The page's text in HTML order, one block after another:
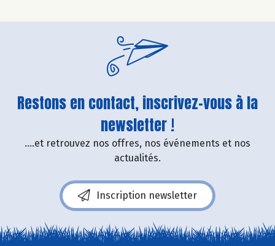
Restons en contact, inscrivez-vous à la
newsletter !
....et retrouvez nos offres, nos événements et nos
actualités.
Inscription newsletter